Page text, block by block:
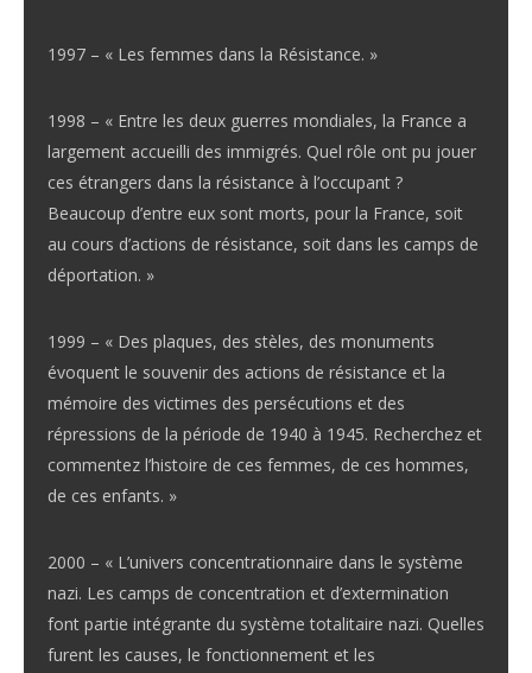
1997 – « Les femmes dans la Résistance. »
1998 – « Entre les deux guerres mondiales, la France a
largement accueilli des immigrés. Quel rôle ont pu jouer
ces étrangers dans la résistance à l’occupant ?
Beaucoup d’entre eux sont morts, pour la France, soit
au cours d’actions de résistance, soit dans les camps de
déportation. »
1999 – « Des plaques, des stèles, des monuments
évoquent le souvenir des actions de résistance et la
mémoire des victimes des persécutions et des
répressions de la période de 1940 à 1945. Recherchez et
commentez l’histoire de ces femmes, de ces hommes,
de ces enfants. »
2000 – « L’univers concentrationnaire dans le système
nazi. Les camps de concentration et d’extermination
font partie intégrante du système totalitaire nazi. Quelles
furent les causes, le fonctionnement et les